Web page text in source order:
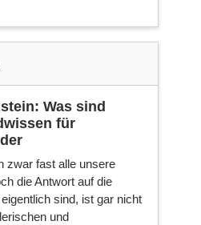
Was sind
für
zwar fast alle unsere
die Antwort auf die
sind, ist gar nicht
und